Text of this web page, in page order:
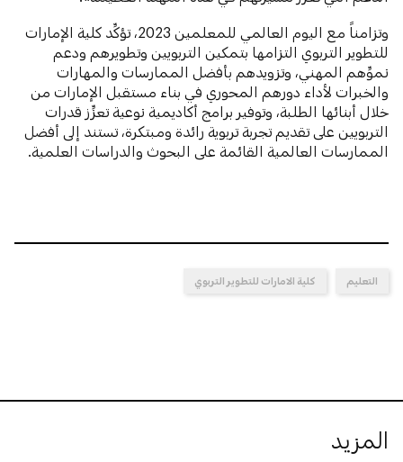
وتزامناً مع اليوم العالمي للمعلمين 2023، تؤكِّد كلية الإمارات
للتطوير التربوي التزامها بتمكين التربويين وتطويرهم ودعم
نموِّهم المهني، وتزويدهم بأفضل الممارسات والمهارات
والخبرات لأداء دورهم المحوري في بناء مستقبل الإمارات من
خلال أبنائها الطلبة، وتوفير برامج أكاديمية نوعية تعزِّز قدرات
التربويين على تقديم تجربة تربوية رائدة ومبتكرة، تستند إلى أفضل
الممارسات العالمية القائمة على البحوث والدراسات العلمية.
التعليم كلية الامارات للتطوير التربوي
المزيد